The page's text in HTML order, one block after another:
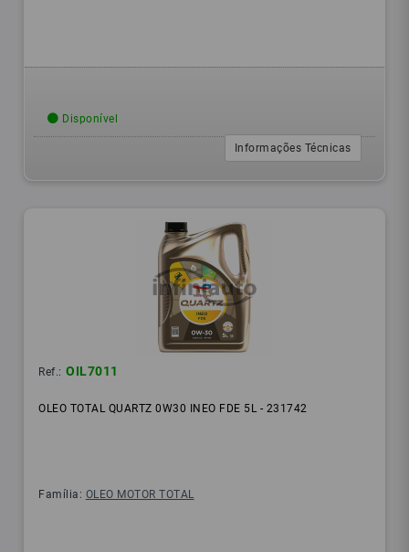
Disponível
Informações Técnicas
Ref.: OIL7011
OLEO TOTAL QUARTZ 0W30 INEO FDE 5L - 231742
Família: OLEO MOTOR TOTAL